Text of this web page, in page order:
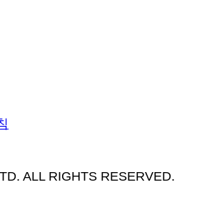
ALL RIGHTS RESERVED.